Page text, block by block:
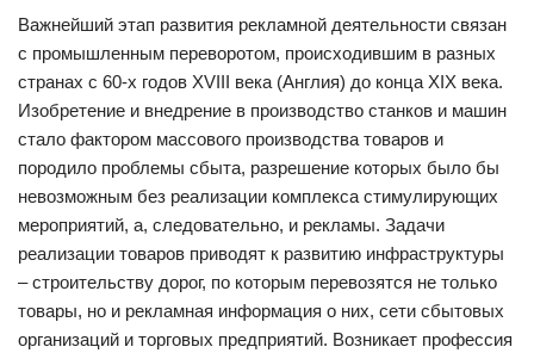
Важнейший этап развития рекламной деятельности связан
с промышленным переворотом, происходившим в разных
странах с 60-х годов ХVIII века (Англия) до конца ХIХ века.
Изобретение и внедрение в производство станков и машин
стало фактором массового производства товаров и
породило проблемы сбыта, разрешение которых было бы
невозможным без реализации комплекса стимулирующих
мероприятий, а, следовательно, и рекламы. Задачи
реализации товаров приводят к развитию инфраструктуры
– строительству дорог, по которым перевозятся не только
товары, но и рекламная информация о них, сети сбытовых
организаций и торговых предприятий. Возникает профессия